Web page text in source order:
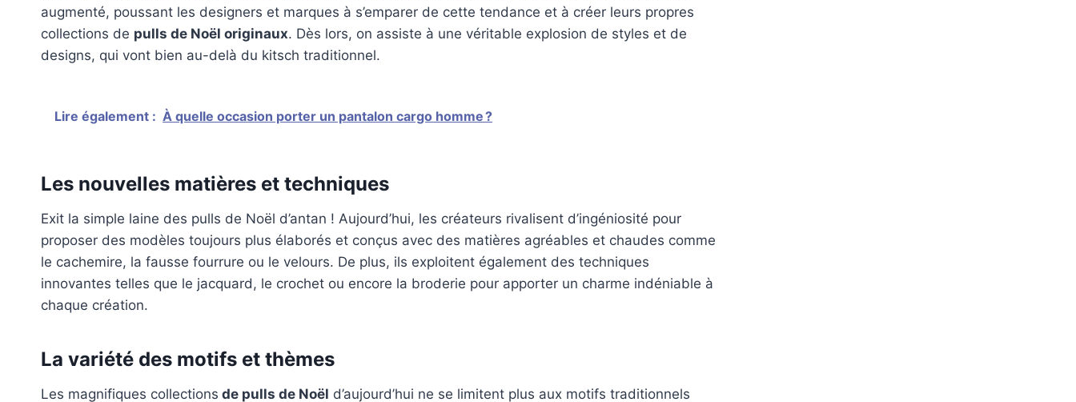
augmenté, poussant les designers et marques à s’emparer de cette tendance et à créer leurs propres
collections de pulls de Noël originaux. Dès lors, on assiste à une véritable explosion de styles et de
designs, qui vont bien au-delà du kitsch traditionnel.
Lire également : À quelle occasion porter un pantalon cargo homme ?
Les nouvelles matières et techniques
Exit la simple laine des pulls de Noël d’antan ! Aujourd’hui, les créateurs rivalisent d’ingéniosité pour
proposer des modèles toujours plus élaborés et conçus avec des matières agréables et chaudes comme
le cachemire, la fausse fourrure ou le velours. De plus, ils exploitent également des techniques
innovantes telles que le jacquard, le crochet ou encore la broderie pour apporter un charme indéniable à
chaque création.
La variété des motifs et thèmes
Les magnifiques collections de pulls de Noël d’aujourd’hui ne se limitent plus aux motifs traditionnels